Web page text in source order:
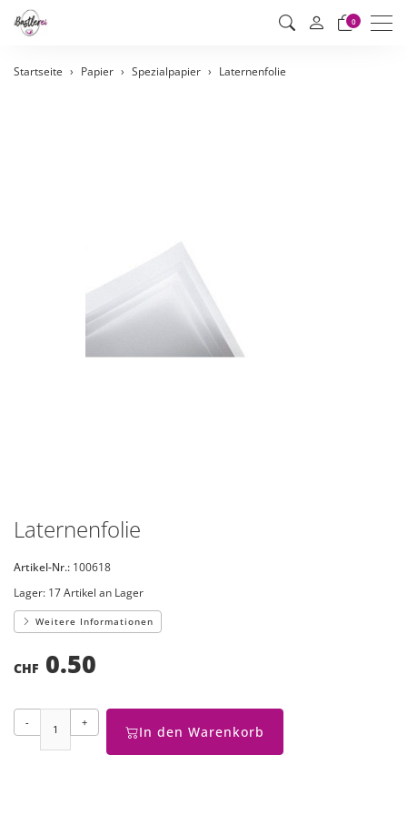
0
Startseite Papier Spezialpapier Laternenfolie
Laternenfolie
Artikel-Nr.: 100618
Lager: 17 Artikel an Lager
Weitere Informationen
CHF 0.50
- +
In den Warenkorb